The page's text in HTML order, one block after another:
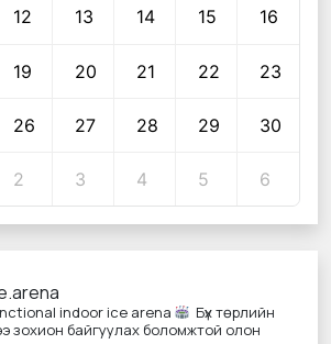
12 13 14 15 16
19 20 21 22 23
26 27 28 29 30
2 3 4 5 6
indoor ice arena
Бүх төрлийн
зохион байгуулах боломжтой олон